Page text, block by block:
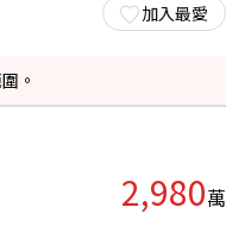
加入最愛
。
2,980萬